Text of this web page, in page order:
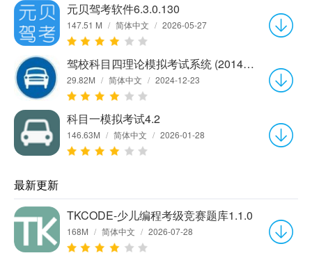
元贝驾考软件6.3.0.130
147.51 M / 简体中文 / 2026-05-27
驾校科目四理论模拟考试系统 (2014题库C1,B2)5.65
29.82M / 简体中文 / 2024-12-23
科目一模拟考试4.2
146.63M / 简体中文 / 2026-01-28
最新更新
TKCODE-少儿编程考级竞赛题库1.1.0
168M / 简体中文 / 2026-07-28